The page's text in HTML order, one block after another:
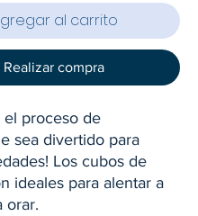
al carrito
Realizar compra
el proceso de
sea divertido para
Los cubos de
ideales para alentar a
orar.